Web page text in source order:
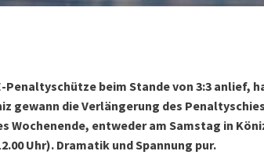
Penaltyschütze beim Stande von 3:3 anlief,
gewann die Verlängerung des
Wochenende, entweder am Samstag in
Uhr). Dramatik und Spannung pur.